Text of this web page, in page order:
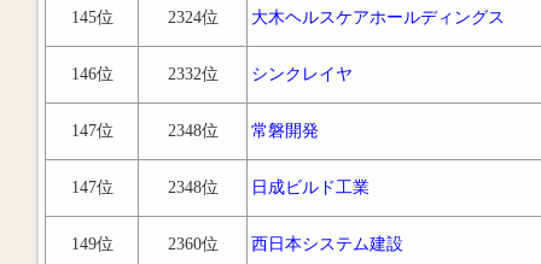
145位 2324位 大木ヘルスケアホールディングス
146位 2332位 シンクレイヤ
147位 2348位 常磐開発
147位 2348位 日成ビルド工業
149位 2360位 西日本システム建設